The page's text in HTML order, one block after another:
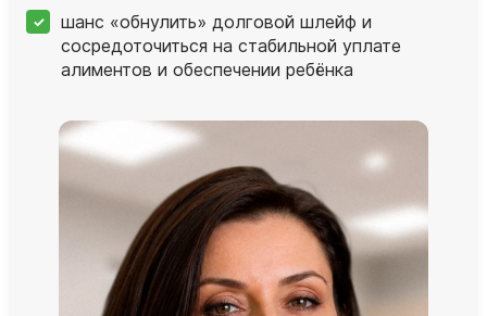
шанс «обнулить» долговой шлейф и
сосредоточиться на стабильной уплате
алиментов и обеспечении ребёнка